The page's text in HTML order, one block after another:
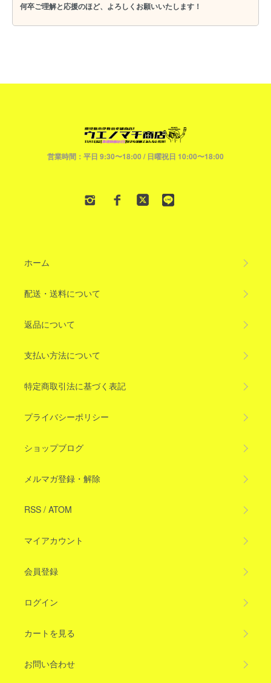
何卒ご理解と応援のほど、よろしくお願いいたします！
営業時間：平日 9:30〜18:00 / 日曜祝日 10:00〜18:00
ホーム
配送・送料について
返品について
支払い方法について
特定商取引法に基づく表記
プライバシーポリシー
ショップブログ
メルマガ登録・解除
RSS / ATOM
マイアカウント
会員登録
ログイン
カートを見る
お問い合わせ